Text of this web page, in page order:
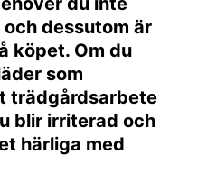
dessutom är
köpet. Om du
som
trädgårdsarbete
blir irriterad och
härliga med